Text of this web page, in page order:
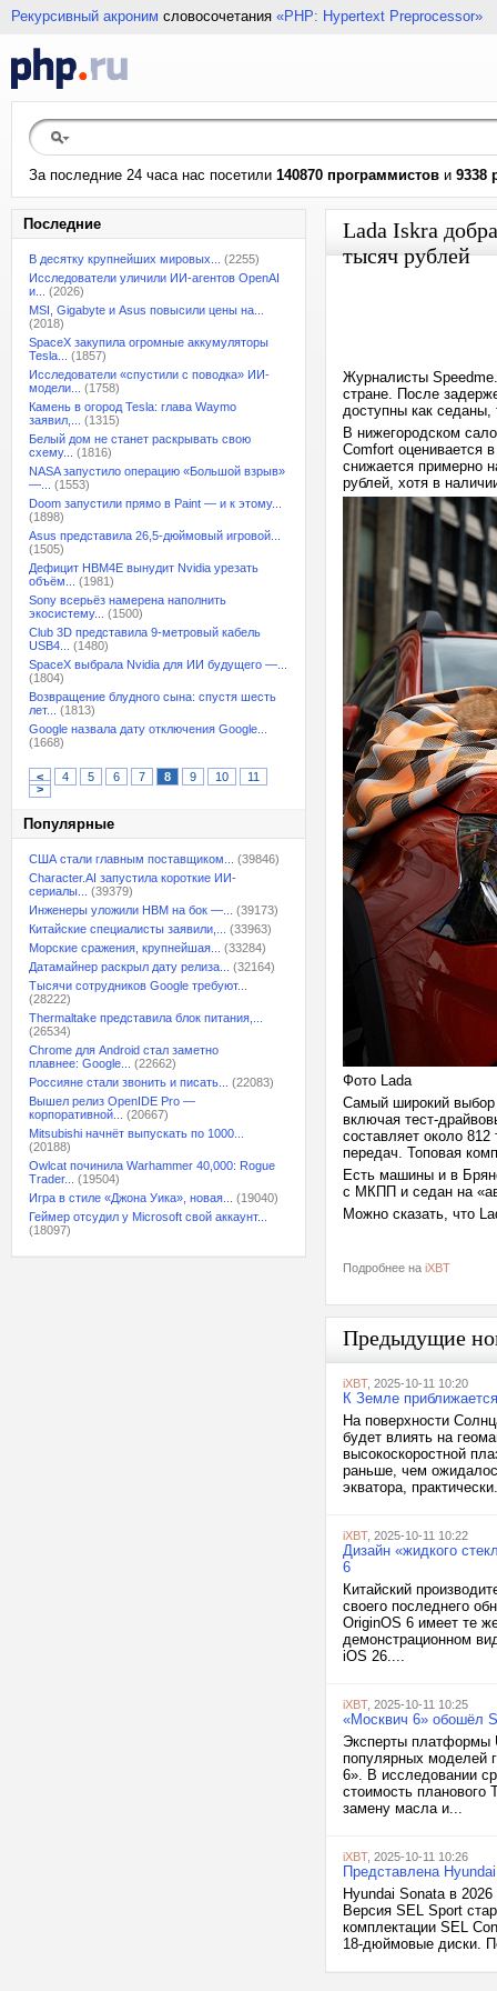
Рекурсивный акроним словосочетания «PHP: Hypertext Preprocessor»
За последние 24 часа нас посетили 140870 программистов и 9338
Последние
В десятку крупнейших мировых...
(2255)
Исследователи уличили ИИ-агентов OpenAI
и...
(2026)
MSI, Gigabyte и Asus повысили цены на...
(2018)
SpaceX закупила огромные аккумуляторы
Tesla...
(1857)
Исследователи «спустили с поводка» ИИ-
модели...
(1758)
Камень в огород Tesla: глава Waymo
заявил,...
(1315)
Белый дом не станет раскрывать свою
схему...
(1816)
NASA запустило операцию «Большой взрыв»
—...
(1553)
Doom запустили прямо в Paint — и к этому...
(1898)
Asus представила 26,5-дюймовый игровой...
(1505)
Дефицит HBM4E вынудит Nvidia урезать
объём...
(1981)
Sony всерьёз намерена наполнить
экосистему...
(1500)
Club 3D представила 9-метровый кабель
USB4...
(1480)
SpaceX выбрала Nvidia для ИИ будущего —...
(1804)
Возвращение блудного сына: спустя шесть
лет...
(1813)
Google назвала дату отключения Google...
(1668)
< 4 5 6 7 8 9 10
11
>
Популярные
США стали главным поставщиком...
(39846)
Character.AI запустила короткие ИИ-
сериалы...
(39379)
Инженеры уложили HBM на бок —...
(39173)
Китайские специалисты заявили,...
(33963)
Морские сражения, крупнейшая...
(33284)
Датамайнер раскрыл дату релиза...
(32164)
Тысячи сотрудников Google требуют...
(28222)
Thermaltake представила блок питания,...
(26534)
Chrome для Android стал заметно
плавнее: Google...
(22662)
Россияне стали звонить и писать...
(22083)
Вышел релиз OpenIDE Pro —
корпоративной...
(20667)
Mitsubishi начнёт выпускать по 1000...
(20188)
Owlcat починила Warhammer 40,000: Rogue
Trader...
(19504)
Игра в стиле «Джона Уика», новая...
(19040)
Геймер отсудил у Microsoft свой аккаунт...
(18097)
Lada Iskra
тысяч рублей
Журналисты
стране. После
доступны как седаны,
В нижегородском
Comfort оценивается
снижается примерно
рублей, хотя в
Фото Lada
Самый широкий выбор
включая тест-
составляет около
передач. Топовая
Есть машины и в
с МКПП и седан на
Можно сказать, что
Подробнее на iXBT
Предыдущие
iXBT, 2025-10-11 10:20
К Земле
На поверхности
будет влиять на
высокоскоростной
раньше, чем
экватора,
iXBT, 2025-10-11 10:22
Дизайн «жидкого
6
Китайский
своего последнего
OriginOS 6 имеет те
демонстрационном
iOS 26....
iXBT, 2025-10-11 10:25
«Москвич 6» обошёл
Эксперты платформы
популярных моделей
6». В исследовании
стоимость планового
замену масла и...
iXBT, 2025-10-11 10:26
Представлена
Hyundai Sonata в
Версия SEL Sport
комплектации SEL
18-дюймовые диски.